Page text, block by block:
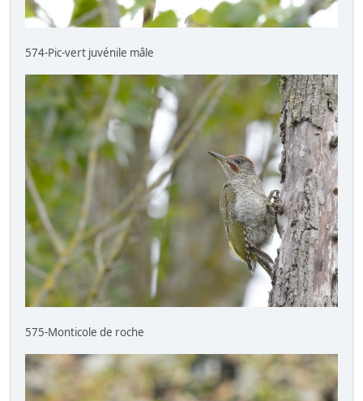
574-Pic-vert juvénile mâle
575-Monticole de roche